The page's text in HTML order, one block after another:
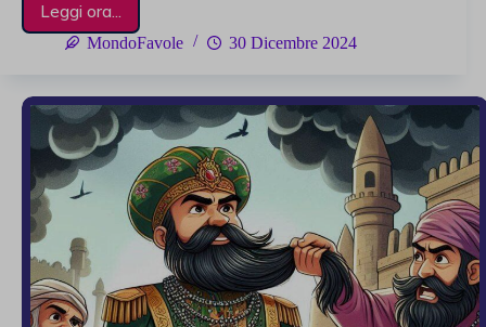
Leggi ora...
Il
contadino
spirito
delle
acque
–
favola
Tolstoj
MondoFavole 30 Dicembre 2024